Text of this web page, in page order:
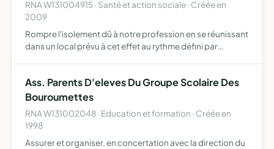
RNA W131004915 · Santé et action sociale · Créée en
2009
Rompre l'isolement dû à notre profession en se réunissant
dans un local prévu à cet effet au rythme défini par
Ass. Parents D'eleves Du Groupe Scolaire Des
Bouroumettes
RNA W131002048 · Education et formation · Créée en
1998
Assurer et organiser, en concertation avec la direction du